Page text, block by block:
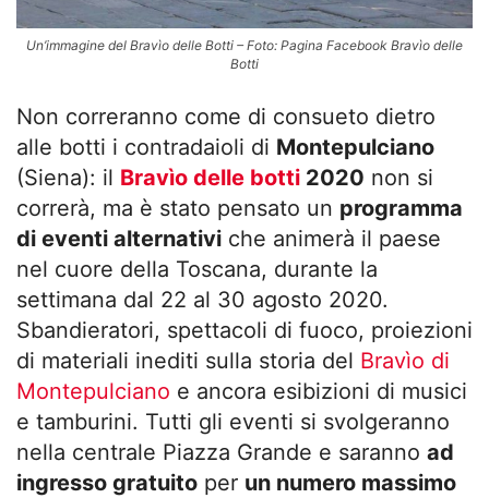
Un’immagine del Bravìo delle Botti – Foto: Pagina Facebook Bravìo delle
Botti
Non correranno come di consueto dietro
alle botti i contradaioli di Montepulciano
(Siena): il Bravìo delle botti 2020 non si
correrà, ma è stato pensato un programma
di eventi alternativi che animerà il paese
nel cuore della Toscana, durante la
settimana dal 22 al 30 agosto 2020.
Sbandieratori, spettacoli di fuoco, proiezioni
di materiali inediti sulla storia del Bravìo di
Montepulciano e ancora esibizioni di musici
e tamburini. Tutti gli eventi si svolgeranno
nella centrale Piazza Grande e saranno ad
ingresso gratuito per un numero massimo